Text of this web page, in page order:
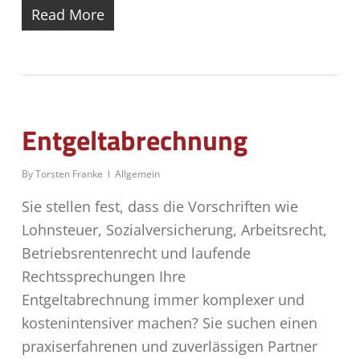
Read More
Entgeltabrechnung
ByTorsten Franke Allgemein
Sie stellen fest, dass die Vorschriften wie
Lohnsteuer, Sozialversicherung, Arbeitsrecht,
Betriebsrentenrecht und laufende
Rechtssprechungen Ihre
Entgeltabrechnung immer komplexer und
kostenintensiver machen? Sie suchen einen
praxiserfahrenen und zuverlässigen Partner